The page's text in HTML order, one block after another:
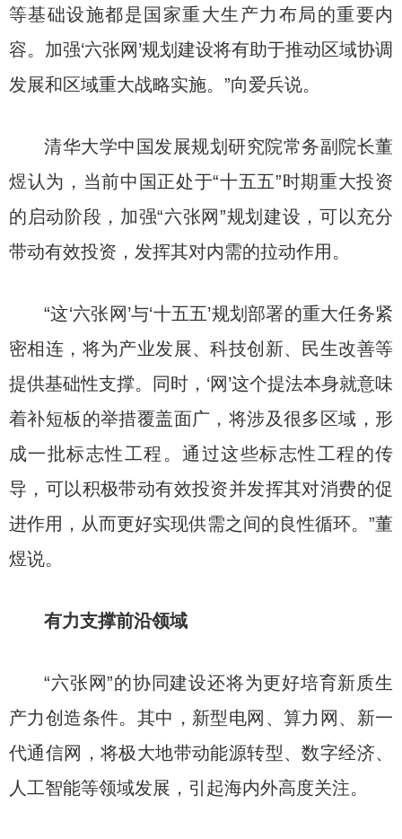
等基础设施都是国家重大生产力布局的重要内
容。加强‘六张网’规划建设将有助于推动区域协调
发展和区域重大战略实施。”向爱兵说。
清华大学中国发展规划研究院常务副院长董
煜认为，当前中国正处于“十五五”时期重大投资
的启动阶段，加强“六张网”规划建设，可以充分
带动有效投资，发挥其对内需的拉动作用。
“这‘六张网’与‘十五五’规划部署的重大任务紧
密相连，将为产业发展、科技创新、民生改善等
提供基础性支撑。同时，‘网’这个提法本身就意味
着补短板的举措覆盖面广，将涉及很多区域，形
成一批标志性工程。通过这些标志性工程的传
导，可以积极带动有效投资并发挥其对消费的促
进作用，从而更好实现供需之间的良性循环。”董
煜说。
有力支撑前沿领域
“六张网”的协同建设还将为更好培育新质生
产力创造条件。其中，新型电网、算力网、新一
代通信网，将极大地带动能源转型、数字经济、
人工智能等领域发展，引起海内外高度关注。